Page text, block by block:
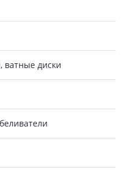
ватные диски